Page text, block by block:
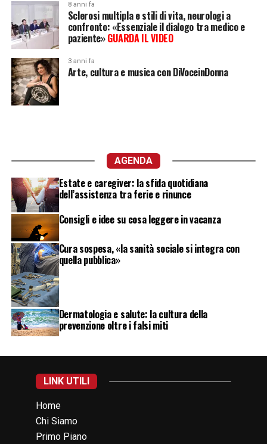
8 anni fa
Sclerosi multipla e stili di vita, neurologi a
confronto: «Essenziale il dialogo tra medico e
paziente»GUARDA IL VIDEO
3 anni fa
Arte, cultura e musica con DiVoceinDonna
AGENDA
Estate e caregiver: la sfida quotidiana
dell’assistenza tra ferie e rinunce
Consigli e idee su cosa leggere in vacanza
Cura sospesa, «la sanità sociale si integra con
quella pubblica»
Dermatologia e salute: la cultura della
prevenzione oltre i falsi miti
LINK UTILI
Home
Chi Siamo
Primo Piano